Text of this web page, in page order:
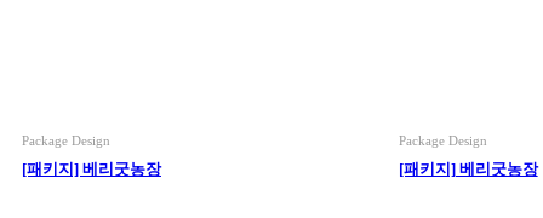
Package Design
[패키지] 베리굿농장
Package Design
[패키지] 베리굿농장